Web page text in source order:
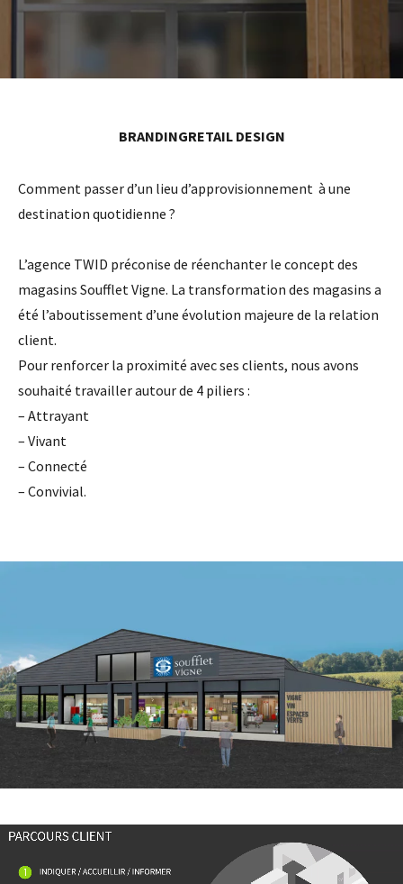
BRANDINGRETAIL DESIGN
Comment passer d’un lieu d’approvisionnement à une
destination quotidienne ?
L’agence TWID préconise de réenchanter le concept des
magasins Soufflet Vigne. La transformation des magasins a
été l’aboutissement d’une évolution majeure de la relation
client.
Pour renforcer la proximité avec ses clients, nous avons
souhaité travailler autour de 4 piliers :
– Attrayant
– Vivant
– Connecté
– Convivial.